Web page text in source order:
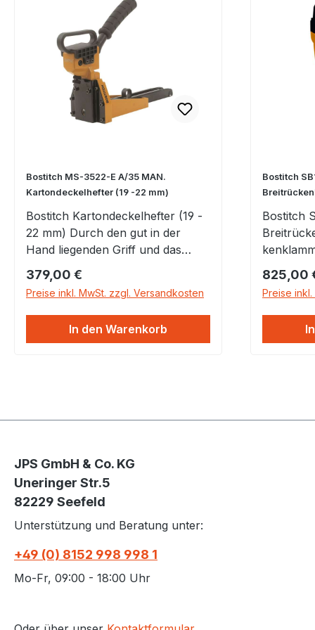
Abluft-Auslass für bequemens
und sauberes Arbeiten Dial-A-
Depth zur Einstellung des
Tiefenanschlags für bündiges
oder tiefes Eintreiben der Nägel
Staub- und Schmutzschutz
Robustes Magazin für längere
Haltbarkeit Höhenverstellbares
Bostitch MS-3522-E A/35 MAN.
Kartondeckelhefter (19 -22 mm)
Bostitch Kartondeckelhefter (19 -
22 mm) Durch den gut in der
Hand liegenden Griff und das
Verarbeitung von Aluminium
eignen sich diese handbetriebenen
Werkzeuge ideal für kleinere
Auftragsvolumen von
Regulärer Preis:
379,00 €
Preise inkl. MwSt. zzgl. Versandkosten
In den Warenkorb
Bostitch
Bostitch
eigens
verfügt
und
kann,
825,00
Preise
JPS GmbH & Co. KG
Uneringer Str.5
82229 Seefeld
Unterstützung und Beratung unter:
+49 (0) 8152 998 998 1
Mo-Fr, 09:00 - 18:00 Uhr